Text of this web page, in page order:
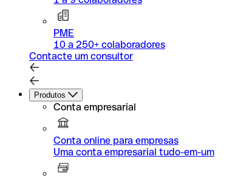
PME
10 a 250+ colaboradores
Contacte um consultor
Produtos
Conta empresarial
Conta online para empresas
Uma conta empresarial tudo-em-um